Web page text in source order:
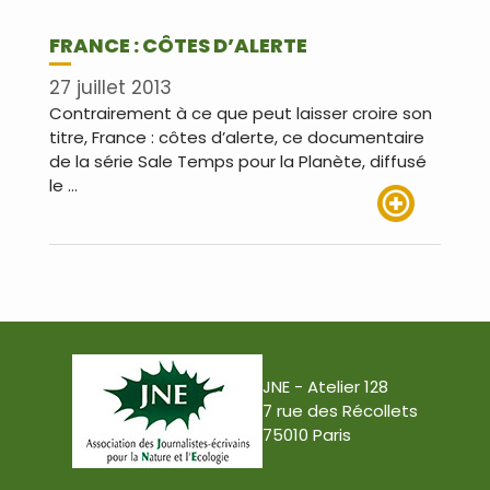
FRANCE : CÔTES D’ALERTE
27 juillet 2013
Contrairement à ce que peut laisser croire son
titre, France : côtes d’alerte, ce documentaire
de la série Sale Temps pour la Planète, diffusé
le …
JNE - Atelier 128
7 rue des Récollets
75010 Paris